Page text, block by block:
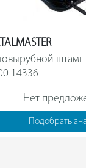
Нет
Подобрать